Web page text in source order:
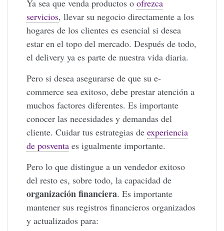
Ya sea que venda productos oofrezca
servicios, llevar su negocio directamente a los
hogares de los clientes es esencial si desea
estar en el topo del mercado. Después de todo,
el delivery ya es parte de nuestra vida diaria.
Pero si desea asegurarse de que su e-
commerce sea exitoso, debe prestar atención a
muchos factores diferentes. Es importante
conocer las necesidades y demandas del
cliente. Cuidar tus estrategias deexperiencia
de posventa es igualmente importante.
Pero lo que distingue a un vendedor exitoso
del resto es, sobre todo, la capacidad de
organización financiera. Es importante
mantener sus registros financieros organizados
y actualizados para: